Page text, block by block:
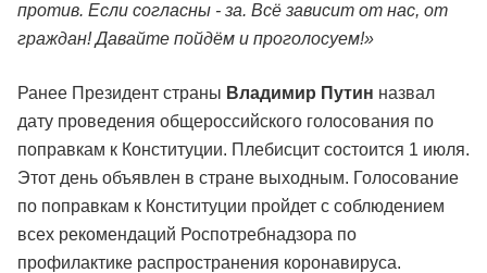
против. Если согласны - за. Всё зависит от нас, от
граждан! Давайте пойдём и проголосуем!»
Ранее Президент страны Владимир Путин назвал
дату проведения общероссийского голосования по
поправкам к Конституции. Плебисцит состоится 1 июля.
Этот день объявлен в стране выходным. Голосование
по поправкам к Конституции пройдет с соблюдением
всех рекомендаций Роспотребнадзора по
профилактике распространения коронавируса.